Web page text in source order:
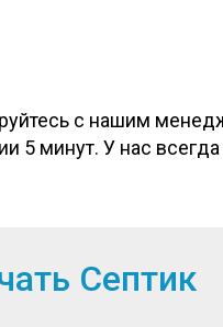
с нашим
5 минут. У нас
Септик